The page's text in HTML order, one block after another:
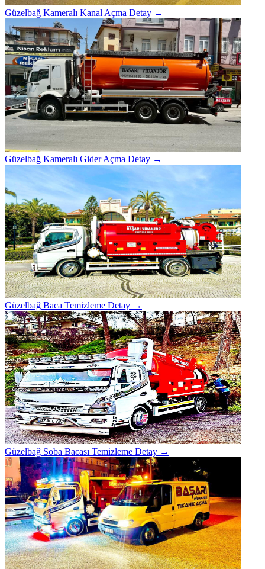
Güzelbağ Kameralı Kanal Açma Detay →
Güzelbağ Kameralı Gider Açma Detay →
Güzelbağ Baca Temizleme Detay →
Güzelbağ Soba Bacası Temizleme Detay →